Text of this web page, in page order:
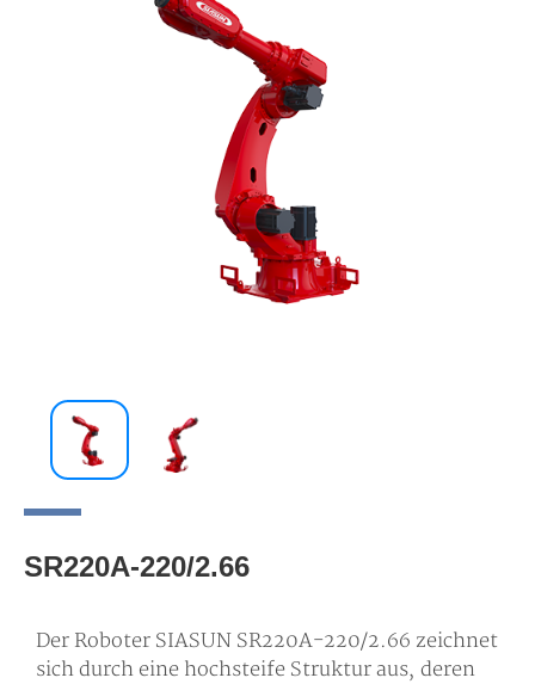
SR220A-220/2.66
Der Roboter SIASUN SR220A-220/2.66 zeichnet
sich durch eine hochsteife Struktur aus, deren